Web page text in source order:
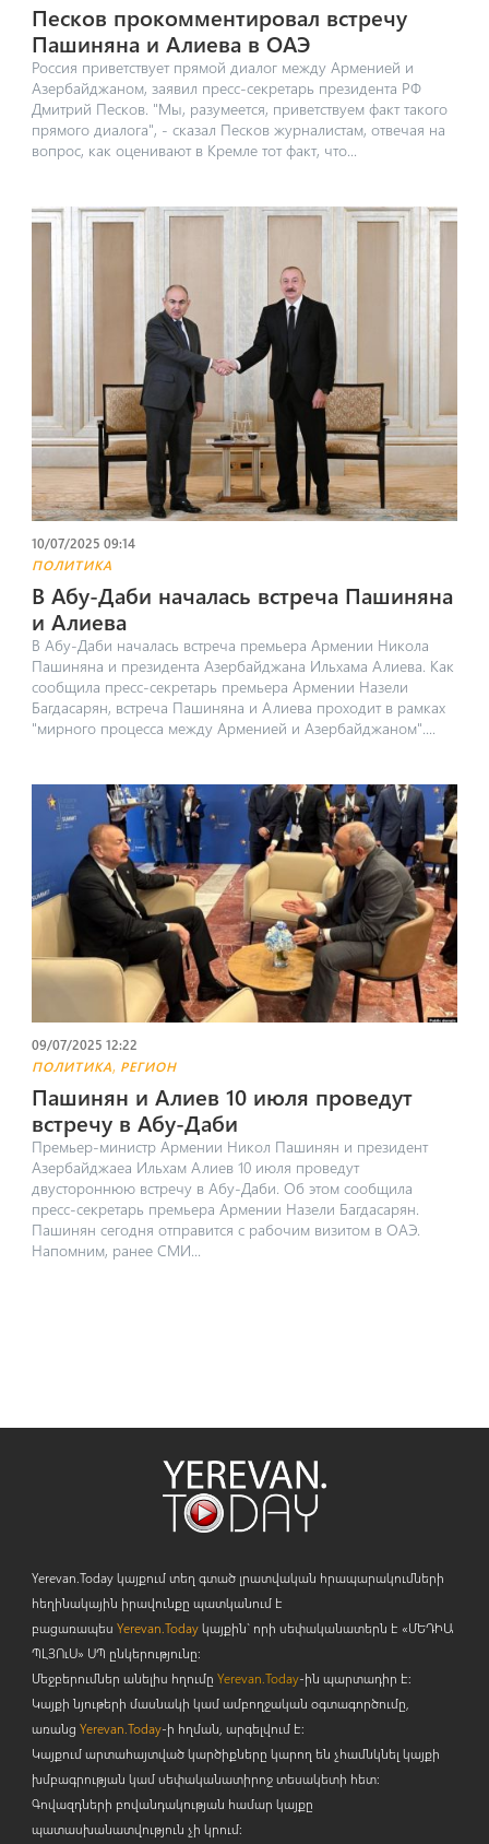
Песков прокомментировал встречу
Пашиняна и Алиева в ОАЭ
Россия приветствует прямой диалог между Арменией и
Азербайджаном, заявил пресс-секретарь президента РФ
Дмитрий Песков. "Мы, разумеется, приветствуем факт такого
прямого диалога", - сказал Песков журналистам, отвечая на
вопрос, как оценивают в Кремле тот факт, что...
10/07/2025 09:14
ПОЛИТИКА
В Абу-Даби началась встреча Пашиняна
и Алиева
В Абу-Даби началась встреча премьера Армении Никола
Пашиняна и президента Азербайджана Ильхама Алиева. Как
сообщила пресс-секретарь премьера Армении Назели
Багдасарян, встреча Пашиняна и Алиева проходит в рамках
"мирного процесса между Арменией и Азербайджаном"....
09/07/2025 12:22
ПОЛИТИКА, РЕГИОН
Пашинян и Алиев 10 июля проведут
встречу в Абу-Даби
Премьер-министр Армении Никол Пашинян и президент
Азербайджаеа Ильхам Алиев 10 июля проведут
двустороннюю встречу в Абу-Даби. Об этом сообщила
пресс-секретарь премьера Армении Назели Багдасарян.
Пашинян сегодня отправится с рабочим визитом в ОАЭ.
Напомним, ранее СМИ...
Yerevan.Today կայքում տեղ գտած լրատվական հրապարակումների
հեղինակային իրավունքը պատկանում է
բացառապես Yerevan.Todayկայքին` որի սեփականատերն է «ՄԵԴԻԱ
ՊԼՅՈւՍ» ՍՊ ընկերությունը։
Մեջբերումներ անելիս հղումը Yerevan.Today-ին պարտադիր է:
Կայքի նյութերի մասնակի կամ ամբողջական օգտագործումը,
առանց Yerevan.Today-ի հղման, արգելվում է:
Կայքում արտահայտված կարծիքները կարող են չհամնկնել կայքի
խմբագրության կամ սեփականատիրոջ տեսակետի հետ:
Գովազդների բովանդակության համար կայքը
պատասխանատվություն չի կրում: